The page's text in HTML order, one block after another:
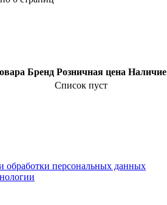
Бренд Розничная цена Наличие
Список пуст
обработки персональных данных